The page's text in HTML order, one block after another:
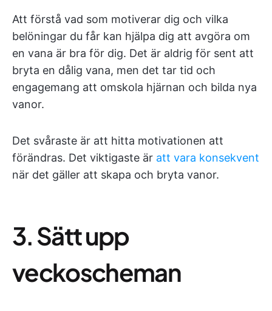
Att förstå vad som motiverar dig och vilka
belöningar du får kan hjälpa dig att avgöra om
en vana är bra för dig. Det är aldrig för sent att
bryta en dålig vana, men det tar tid och
engagemang att omskola hjärnan och bilda nya
vanor.
Det svåraste är att hitta motivationen att
förändras. Det viktigaste är att vara konsekvent
när det gäller att skapa och bryta vanor.
3. Sätt upp
veckoscheman